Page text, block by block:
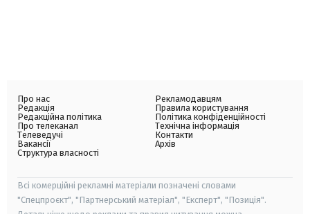
Про нас
Редакція
Редакційна політика
Про телеканал
Телеведучі
Вакансії
Структура власності
Рекламодавцям
Правила користування
Політика конфіденційності
Технічна інформація
Контакти
Архів
Всі комерційні рекламні матеріали позначені словами
"Спецпроєкт", "Партнерський матеріал", "Експерт", "Позиція".